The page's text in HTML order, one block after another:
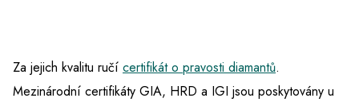
Za jejich kvalitu ručí certifikát o pravosti diamantů.
Mezinárodní certifikáty GIA, HRD a IGI jsou poskytovány u